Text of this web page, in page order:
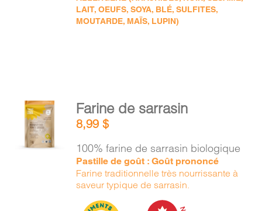
LAIT, OEUFS, SOYA, BLÉ, SULFITES,
MOUTARDE, MAÏS, LUPIN)
AJOUTER
AU
PANIER
Farine de sarrasin
8,99$
100% farine de sarrasin biologique
Pastille de goût : Goût prononcé
Farine traditionnelle très nourrissante à
saveur typique de sarrasin.